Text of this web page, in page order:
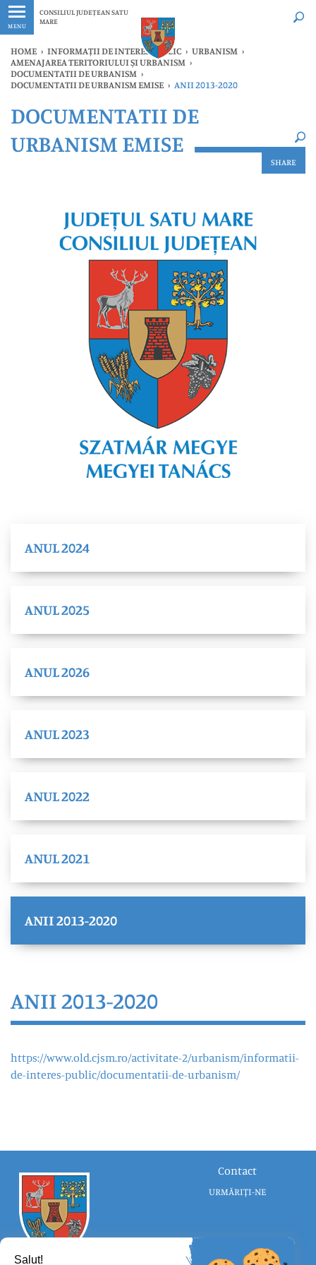
MENU
CONSILIUL JUDEȚEAN SATU
MARE
Ultimele
HOME › INFORMAȚII DE INTERES PUBLIC › URBANISM ›
AMENAJAREA TERITORIULUI ȘI URBANISM ›
DOCUMENTATII DE URBANISM ›
DOCUMENTATII DE URBANISM EMISE › ANII 2013-2020
Ultimele Oricând
DOCUMENTATII DE
URBANISM EMISE
SHARE
ANUL 2024
ANUL 2025
ANUL 2026
ANUL 2023
ANUL 2022
ANUL 2021
ANII 2013-2020
ANII 2013-2020
https://www.old.cjsm.ro/activitate-2/urbanism/informatii-
de-interes-public/documentatii-de-urbanism/
Contact
URMĂRIȚI-NE
Salut!